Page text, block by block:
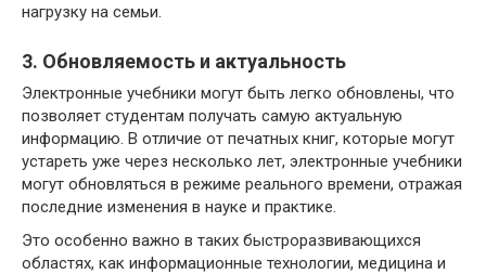
нагрузку на семьи.
3. Обновляемость и актуальность
Электронные учебники могут быть легко обновлены, что
позволяет студентам получать самую актуальную
информацию. В отличие от печатных книг, которые могут
устареть уже через несколько лет, электронные учебники
могут обновляться в режиме реального времени, отражая
последние изменения в науке и практике.
Это особенно важно в таких быстроразвивающихся
областях, как информационные технологии, медицина и